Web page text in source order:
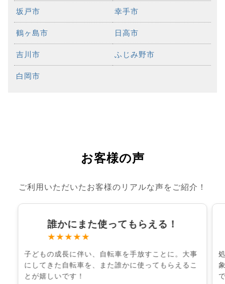
坂戸市 幸手市
鶴ヶ島市 日高市
吉川市 ふじみ野市
白岡市
お客様の声
ご利用いただいたお客様のリアルな声をご紹介！
誰かにまた使ってもらえる！
★★★★★
子どもの成長に伴い、自転車を手放すことに。大事
にしてきた自転車を、また誰かに使ってもらえるこ
とが嬉しいです！